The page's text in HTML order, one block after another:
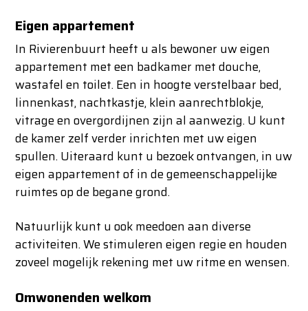
Eigen appartement
In Rivierenbuurt heeft u als bewoner uw eigen
appartement met een badkamer met douche,
wastafel en toilet. Een in hoogte verstelbaar bed,
linnenkast, nachtkastje, klein aanrechtblokje,
vitrage en overgordijnen zijn al aanwezig. U kunt
de kamer zelf verder inrichten met uw eigen
spullen. Uiteraard kunt u bezoek ontvangen, in uw
eigen appartement of in de gemeenschappelijke
ruimtes op de begane grond.
Natuurlijk kunt u ook meedoen aan diverse
activiteiten. We stimuleren eigen regie en houden
zoveel mogelijk rekening met uw ritme en wensen.
Omwonenden welkom